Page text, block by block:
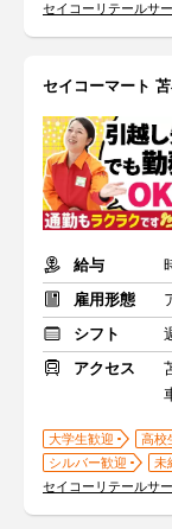
セイコーリテールサ
セイコーマート
給与
雇用形態
シフト
アクセス
大学生歓迎 高校
シルバー歓迎
未
セイコーリテールサ